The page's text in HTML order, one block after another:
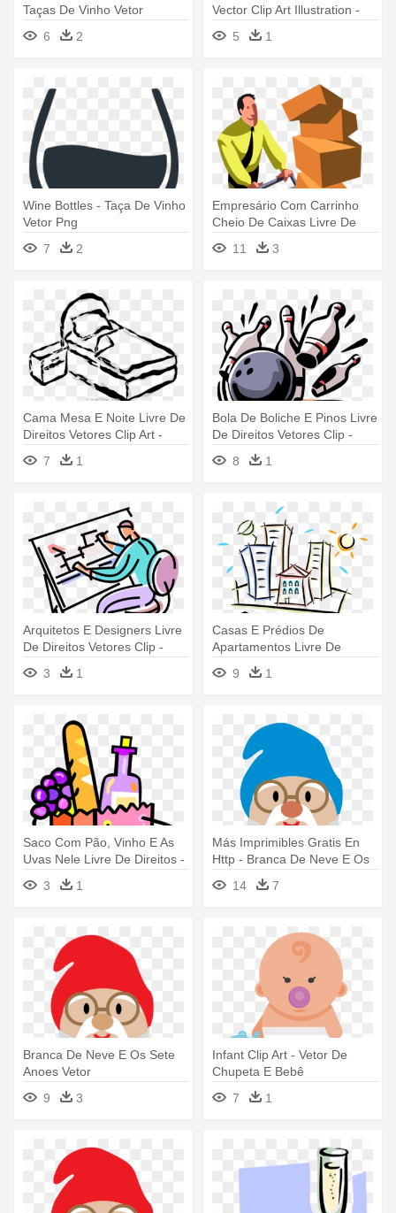
Taças De Vinho Vetor
6
2
Vector Clip Art Illustration -
Barril De Vinho Vetor
5 1
Wine Bottles - Taça De Vinho
Vetor Png
7
2
Empresário Com Carrinho
Cheio De Caixas Livre De
Direitos - Carrinho De
Compras Cheio Vetor
11 3
Cama Mesa E Noite Livre De
Direitos Vetores Clip Art -
Ilustração De Cama Png
7 1
Bola De Boliche E Pinos Livre
De Direitos Vetores Clip -
Pinos De Bolichi Png
8 1
Arquitetos E Designers Livre
De Direitos Vetores Clip -
Imagens De Arquitetura Em
Png3 1
Casas E Prédios De
Apartamentos Livre De
Direitos Vetores - Predios E
Casas Png
9 1
Saco Com Pão, Vinho E As
Uvas Nele Livre De Direitos -
Saco Com Pão, Vinho E As
Uvas Nele Livre De Direitos
3 1
Más Imprimibles Gratis En
Http - Branca De Neve E Os
Sete Anoes Vetor
14 7
Branca De Neve E Os Sete
Anoes Vetor
9
3
Infant Clip Art - Vetor De
Chupeta E Bebê
7
1